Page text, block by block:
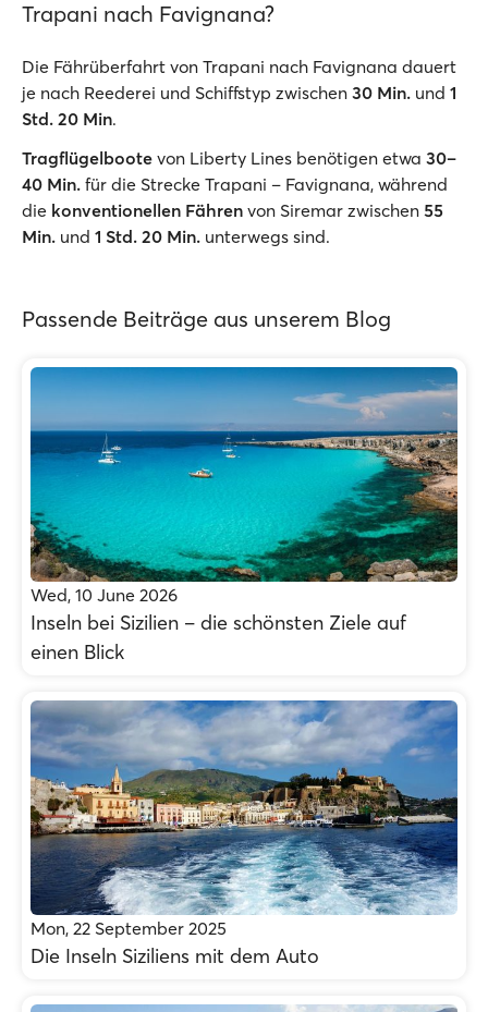
Trapani nach Favignana?
Die Fährüberfahrt von Trapani nach Favignana dauert
je nach Reederei und Schiffstyp zwischen 30 Min. und 1
Std. 20 Min.
Tragflügelboote von Liberty Lines benötigen etwa 30–
40 Min. für die Strecke Trapani – Favignana, während
die konventionellen Fähren von Siremar zwischen 55
Min. und 1 Std. 20 Min. unterwegs sind.
Passende Beiträge aus unserem Blog
Wed, 10 June 2026
Inseln bei Sizilien – die schönsten Ziele auf
einen Blick
Mon, 22 September 2025
Die Inseln Siziliens mit dem Auto